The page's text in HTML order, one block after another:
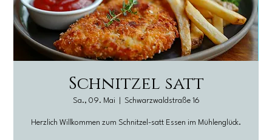
Schnitzel satt
Sa., 09. Mai Schwarzwaldstraße 16
Herzlich Willkommen zum Schnitzel-satt Essen im Mühlenglück.